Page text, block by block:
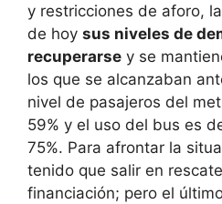
y restricciones de aforo,
de hoy sus niveles de
recuperarse y se
los que se alcanzaban
nivel de pasajeros del
59% y el uso del bus es
75%. Para afrontar la
tenido que salir en
financiación; pero el